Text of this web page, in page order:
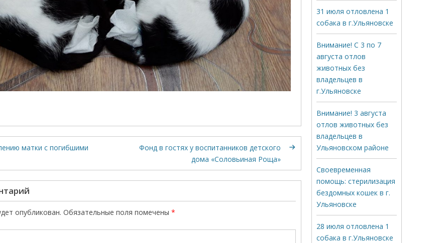
матки с погибшими
Фонд в гостях у воспитанников детского
дома «Соловьиная Роща»
опубликован. Обязательные поля помечены *
31 июля отловлена 1
собака в г.Ульяновске
Внимание! С 3 по 7
августа отлов
животных без
владельцев в
г.Ульяновске
Внимание! 3 августа
отлов животных без
владельцев в
Ульяновском районе
Своевременная
помощь: стерилизация
бездомных кошек в г.
Ульяновске
28 июля отловлена 1
собака в г.Ульяновске